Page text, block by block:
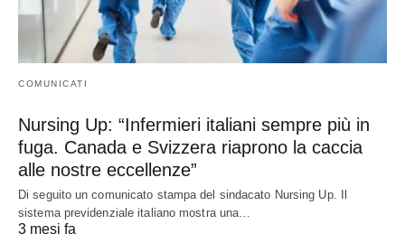
COMUNICATI
Nursing Up: “Infermieri italiani sempre più in
fuga. Canada e Svizzera riaprono la caccia
alle nostre eccellenze”
Di seguito un comunicato stampa del sindacato Nursing Up. Il
sistema previdenziale italiano mostra una…
3 mesi fa